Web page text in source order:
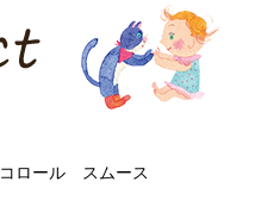
コロール スムース